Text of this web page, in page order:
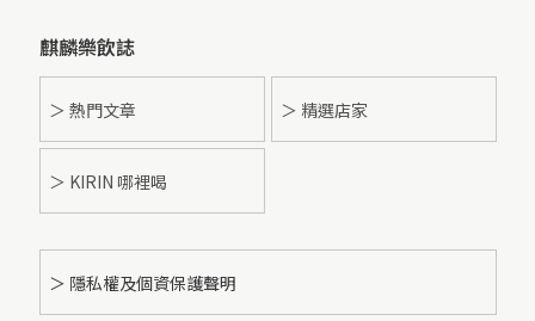
麒麟樂飲誌
＞ 熱門文章 ＞ 精選店家
＞ KIRIN 哪裡喝
＞ 隱私權及個資保護聲明